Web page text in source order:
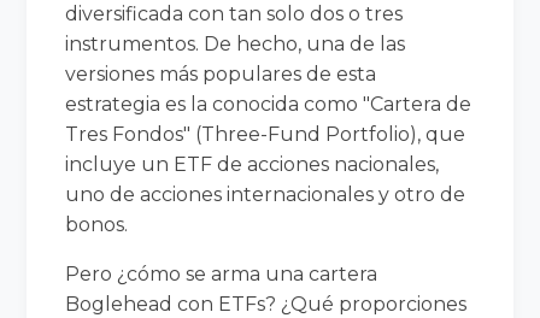
diversificada con tan solo dos o tres
instrumentos. De hecho, una de las
versiones más populares de esta
estrategia es la conocida como "Cartera de
Tres Fondos" (Three-Fund Portfolio), que
incluye un ETF de acciones nacionales,
uno de acciones internacionales y otro de
bonos.
Pero ¿cómo se arma una cartera
Boglehead con ETFs? ¿Qué proporciones